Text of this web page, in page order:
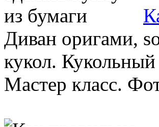
Диван оригами,
кукол. Кукольный
Мастер класс.